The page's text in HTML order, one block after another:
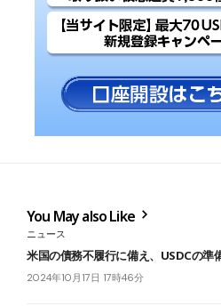
You May also Like
ニュース
米国の債務不履行に備え、USDCの準
2024年10月17日 17時46分